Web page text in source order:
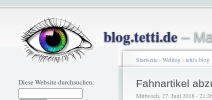
blog.tetti.de–
Diese Website durchsuchen:
Startseite› Weblog› tetti's blog
Fahnartikel
Mittwoch, 27. Juni 2018 -